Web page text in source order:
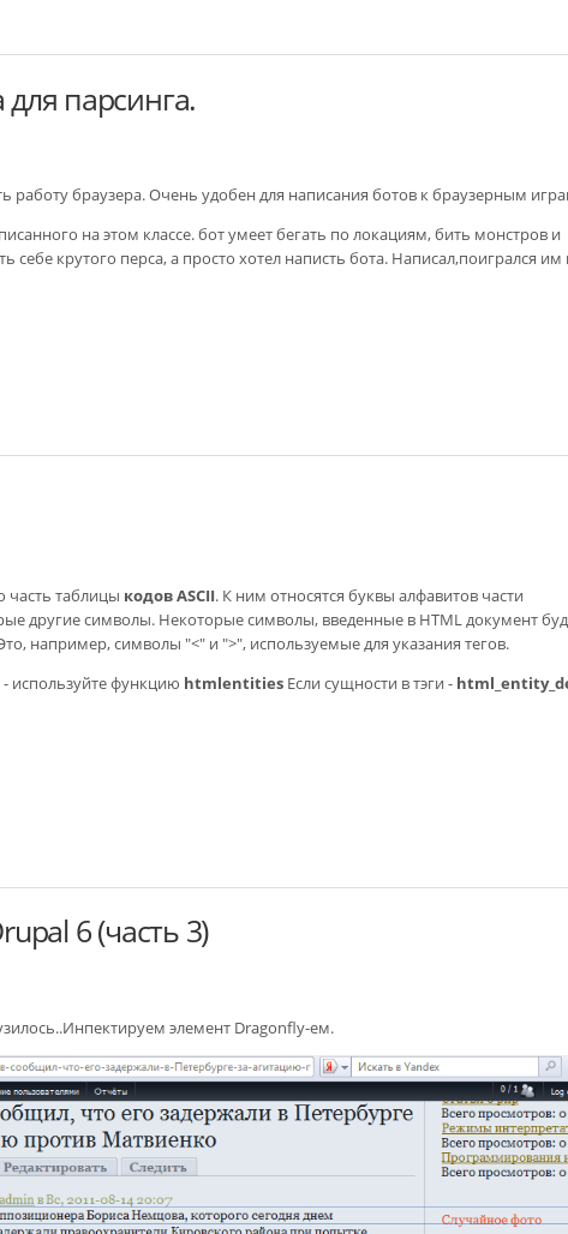
парсинга.
работу браузера. Очень удобен для написания ботов к браузерным
на этом классе. бот умеет бегать по локациям, бить монстров и
крутого перса, а просто хотел написть бота. Написал,поигрался им
часть таблицы кодов ASCII. К ним относятся буквы алфавитов части
другие символы. Некоторые символы, введенные в HTML документ
например, символы "<" и ">", используемые для указания тегов.
используйте функцию htmlentities Если сущности в тэги -
6 (часть 3)
элемент Dragonfly-ем.